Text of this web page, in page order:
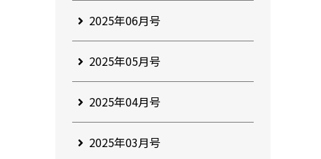
2025年06月号
2025年05月号
2025年04月号
2025年03月号